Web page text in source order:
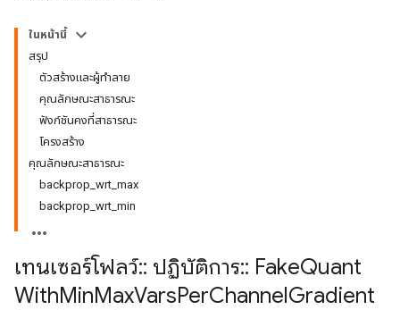
ในหน้านี้
สรุป
ตัวสร้างและผู้ทำลาย
คุณลักษณะสาธารณะ
ฟังก์ชันคงที่สาธารณะ
โครงสร้าง
คุณลักษณะสาธารณะ
backprop_wrt_max
backprop_wrt_min
เทนเซอร์โฟลว์:: ปฏิบัติการ:: FakeQuant
WithMinMaxVarsPerChannelGradient